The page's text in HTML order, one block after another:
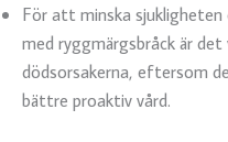
För att minska
med ryggmärgsbråck är
dödsorsakerna, eftersom
bättre proaktiv vård.